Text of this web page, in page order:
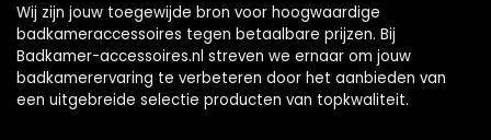
Wij zijn jouw toegewijde bron voor hoogwaardige
badkameraccessoires tegen betaalbare prijzen. Bij
Badkamer-accessoires.nl streven we ernaar om jouw
badkamerervaring te verbeteren door het aanbieden van
een uitgebreide selectie producten van topkwaliteit.